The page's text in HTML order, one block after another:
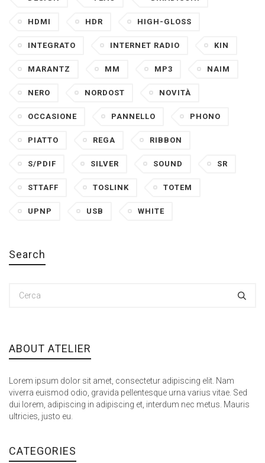
HDMI HDR HIGH-GLOSS
INTEGRATO INTERNET RADIO KIN
MARANTZ MM MP3 NAIM
NERO NORDOST NOVITÀ
OCCASIONE PANNELLO PHONO
PIATTO REGA RIBBON
S/PDIF SILVER SOUND SR
STTAFF TOSLINK TOTEM
UPNP USB WHITE
Search
ABOUT ATELIER
Lorem ipsum dolor sit amet, consectetur adipiscing elit. Nam
viverra euismod odio, gravida pellentesque urna varius vitae. Sed
dui lorem, adipiscing in adipiscing et, interdum nec metus. Mauris
ultricies, justo eu.
CATEGORIES